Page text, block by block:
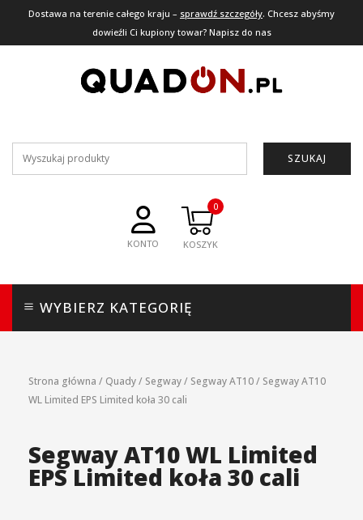
Dostawa na terenie całego kraju – sprawdź szczegóły. Chcesz abyśmy
dowieźli Ci kupiony towar? Napisz do nas
SZUKAJ
KONTO
0
WYBIERZ KATEGORIĘ
Strona główna / Quady/ Segway/ Segway AT10/ Segway AT10
WL Limited EPS Limited koła 30 cali
Segway AT10 WL Limited
EPS Limited koła 30 cali